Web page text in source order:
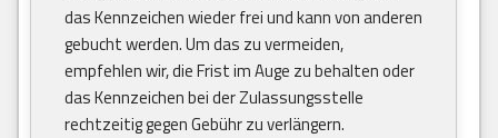
das Kennzeichen wieder frei und kann von anderen
gebucht werden. Um das zu vermeiden,
empfehlen wir, die Frist im Auge zu behalten oder
das Kennzeichen bei der Zulassungsstelle
rechtzeitig gegen Gebühr zu verlängern.